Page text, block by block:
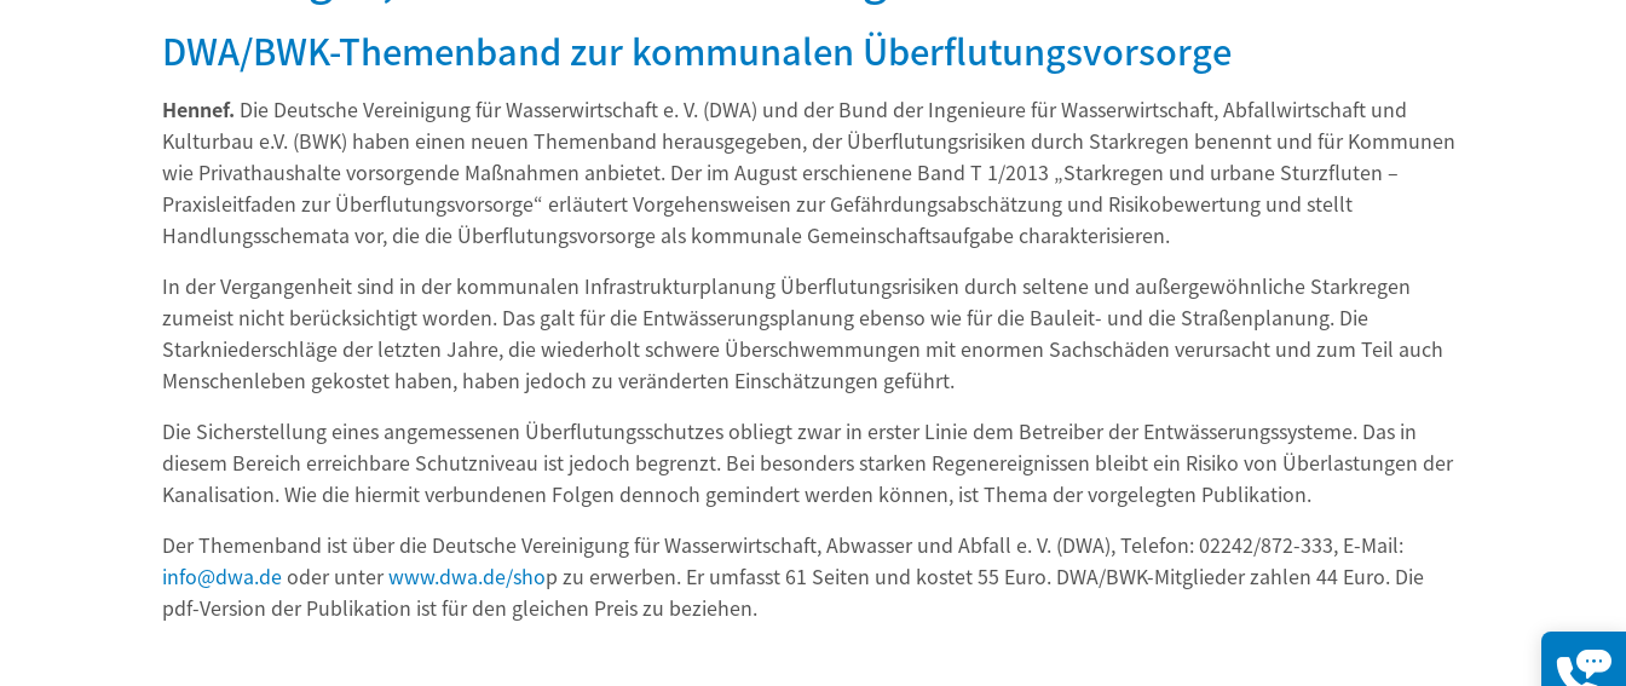
DWA/BWK-Themenband zur kommunalen Überflutungsvorsorge
Hennef. Die Deutsche Vereinigung für Wasserwirtschaft e. V. (DWA) und der Bund der Ingenieure für Wasserwirtschaft, Abfallwirtschaft und
Kulturbau e.V. (BWK) haben einen neuen Themenband herausgegeben, der Überflutungsrisiken durch Starkregen benennt und für Kommunen
wie Privathaushalte vorsorgende Maßnahmen anbietet. Der im August erschienene Band T 1/2013 „Starkregen und urbane Sturzfluten –
Praxisleitfaden zur Überflutungsvorsorge“ erläutert Vorgehensweisen zur Gefährdungsabschätzung und Risikobewertung und stellt
Handlungsschemata vor, die die Überflutungsvorsorge als kommunale Gemeinschaftsaufgabe charakterisieren.
In der Vergangenheit sind in der kommunalen Infrastrukturplanung Überflutungsrisiken durch seltene und außergewöhnliche Starkregen
zumeist nicht berücksichtigt worden. Das galt für die Entwässerungsplanung ebenso wie für die Bauleit- und die Straßenplanung. Die
Starkniederschläge der letzten Jahre, die wiederholt schwere Überschwemmungen mit enormen Sachschäden verursacht und zum Teil auch
Menschenleben gekostet haben, haben jedoch zu veränderten Einschätzungen geführt.
Die Sicherstellung eines angemessenen Überflutungsschutzes obliegt zwar in erster Linie dem Betreiber der Entwässerungssysteme. Das in
diesem Bereich erreichbare Schutzniveau ist jedoch begrenzt. Bei besonders starken Regenereignissen bleibt ein Risiko von Überlastungen der
Kanalisation. Wie die hiermit verbundenen Folgen dennoch gemindert werden können, ist Thema der vorgelegten Publikation.
Der Themenband ist über die Deutsche Vereinigung für Wasserwirtschaft, Abwasser und Abfall e. V. (DWA), Telefon: 02242/872-333, E-Mail:
info@dwa.deoder unterwww.dwa.de/shop zu erwerben. Er umfasst 61 Seiten und kostet 55 Euro. DWA/BWK-Mitglieder zahlen 44 Euro. Die
pdf-Version der Publikation ist für den gleichen Preis zu beziehen.